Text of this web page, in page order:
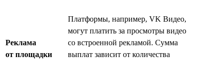
Реклама
от площадки
Платформы, например, VK Видео,
могут платить за просмотры видео
со встроенной рекламой. Сумма
выплат зависит от количества